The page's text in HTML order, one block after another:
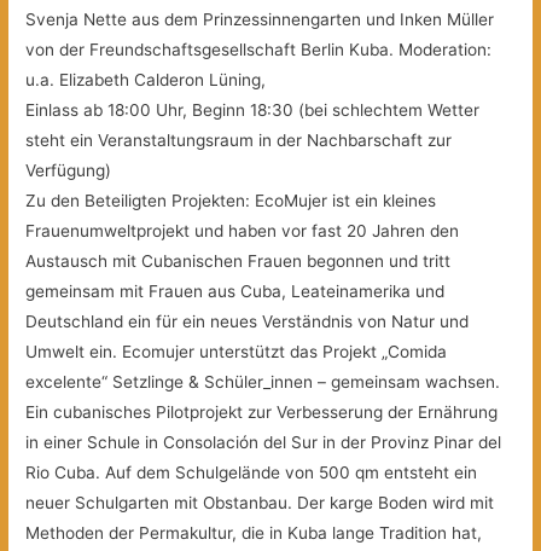
Svenja Nette aus dem Prinzessinnengarten und Inken Müller
von der Freundschaftsgesellschaft Berlin Kuba. Moderation:
u.a. Elizabeth Calderon Lüning,
Einlass ab 18:00 Uhr, Beginn 18:30 (bei schlechtem Wetter
steht ein Veranstaltungsraum in der Nachbarschaft zur
Verfügung)
Zu den Beteiligten Projekten: EcoMujer ist ein kleines
Frauenumweltprojekt und haben vor fast 20 Jahren den
Austausch mit Cubanischen Frauen begonnen und tritt
gemeinsam mit Frauen aus Cuba, Leateinamerika und
Deutschland ein für ein neues Verständnis von Natur und
Umwelt ein. Ecomujer unterstützt das Projekt „Comida
excelente“ Setzlinge & Schüler_innen – gemeinsam wachsen.
Ein cubanisches Pilotprojekt zur Verbesserung der Ernährung
in einer Schule in Consolación del Sur in der Provinz Pinar del
Rio Cuba. Auf dem Schulgelände von 500 qm entsteht ein
neuer Schulgarten mit Obstanbau. Der karge Boden wird mit
Methoden der Permakultur, die in Kuba lange Tradition hat,